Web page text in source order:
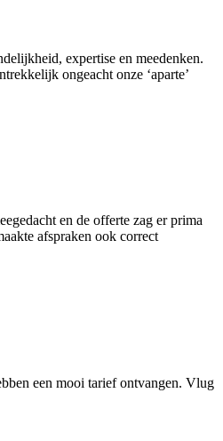
expertise en meedenken.
ongeacht onze ‘aparte’
en de offerte zag er prima
afspraken ook correct
een mooi tarief ontvangen. Vlug